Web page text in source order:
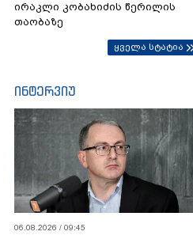
ირაკლი კობახიძის წერილის
თაობაზე
ყველა სტატია
ინტერვიუ
06.08.2026 / 09:45